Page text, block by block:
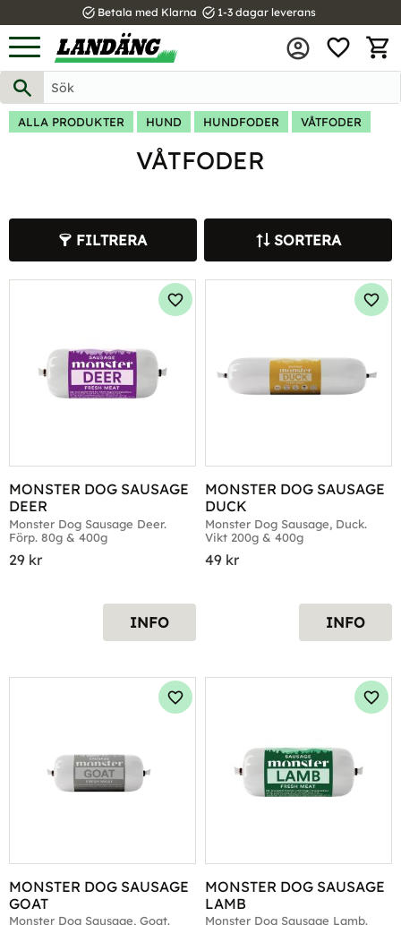
Meny
task_alt Betala med Klarna task_alt 1-3 dagar leverans
ALLA PRODUKTER HUND HUNDFODER VÅTFODER
VÅTFODER
FILTRERA SORTERA
MONSTER DOG SAUSAGE
DEER
Monster Dog Sausage Deer.
Förp. 80g & 400g
29 kr
Lägg till i favoriter
INFO
MONSTER DOG SAUSAGE
DUCK
Monster Dog Sausage, Duck.
Vikt 200g & 400g
49 kr
INFO
MONSTER DOG SAUSAGE
GOAT
Monster Dog Sausage, Goat.
Lägg till i favoriter
MONSTER DOG SAUSAGE
LAMB
Monster Dog Sausage Lamb.